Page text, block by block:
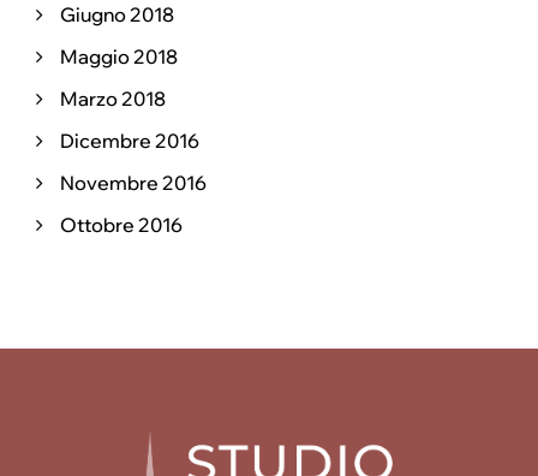
Giugno 2018
Maggio 2018
Marzo 2018
Dicembre 2016
Novembre 2016
Ottobre 2016